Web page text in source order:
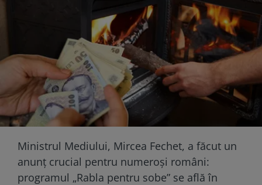
Ministrul Mediului, Mircea Fechet, a făcut un
anunț crucial pentru numeroși români:
programul „Rabla pentru sobe” se află în